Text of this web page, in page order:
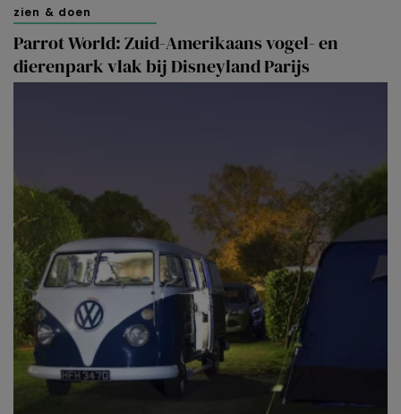
zien & doen
Parrot World: Zuid-Amerikaans vogel- en
dierenpark vlak bij Disneyland Parijs